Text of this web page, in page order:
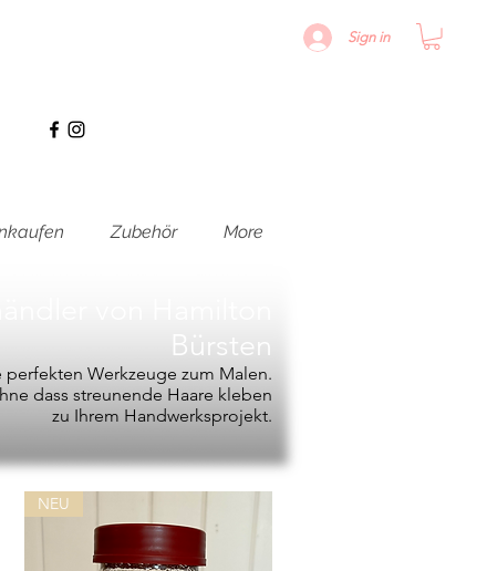
Sign in
Zubehör More
Bürsten
Werkzeuge zum Malen.
dass streunende Haare kleben
zu Ihrem Handwerksprojekt.
NEU